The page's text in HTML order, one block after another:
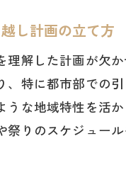
引っ越し
福岡県特
引っ越し
引っ越し
不要品の
し計画の立て方
解した計画が欠
、特に都市部での
うな地域特性を活
りのスケジュー